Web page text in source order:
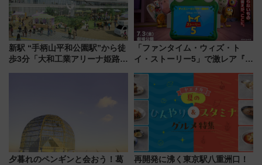
新駅 “手柄山平和公園駅”から徒
歩3分「大和工業アリーナ姫路」
「ファンタイム・ウィズ・ト
イ・ストーリー5」で激レア『ロ
デコレーションも徹底解説
夕暮れのペンギンと会おう！葛
再開発に沸く東京駅八重洲口！